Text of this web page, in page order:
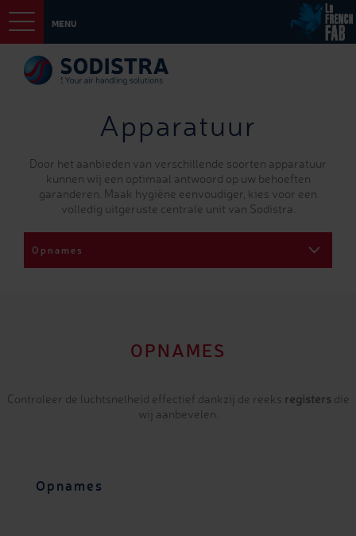
MENU
Apparatuur
Door het aanbieden van verschillende soorten apparatuur
kunnen wij een optimaal antwoord op uw behoeften
garanderen. Maak hygiëne eenvoudiger, kies voor een
volledig uitgeruste centrale unit van Sodistra.
Opnames
OPNAMES
Controleer de luchtsnelheid effectief dankzij de reeks registersdie
wij aanbevelen.
Opnames